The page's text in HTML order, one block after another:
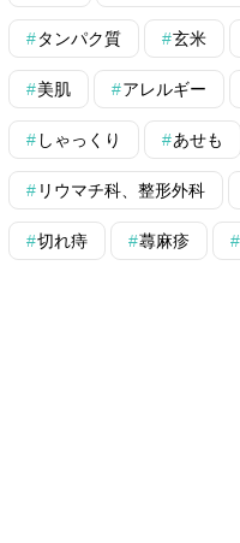
タンパク質 玄米
美肌 アレルギー
しゃっくり あせも
リウマチ科、整形外科
切れ痔 蕁麻疹